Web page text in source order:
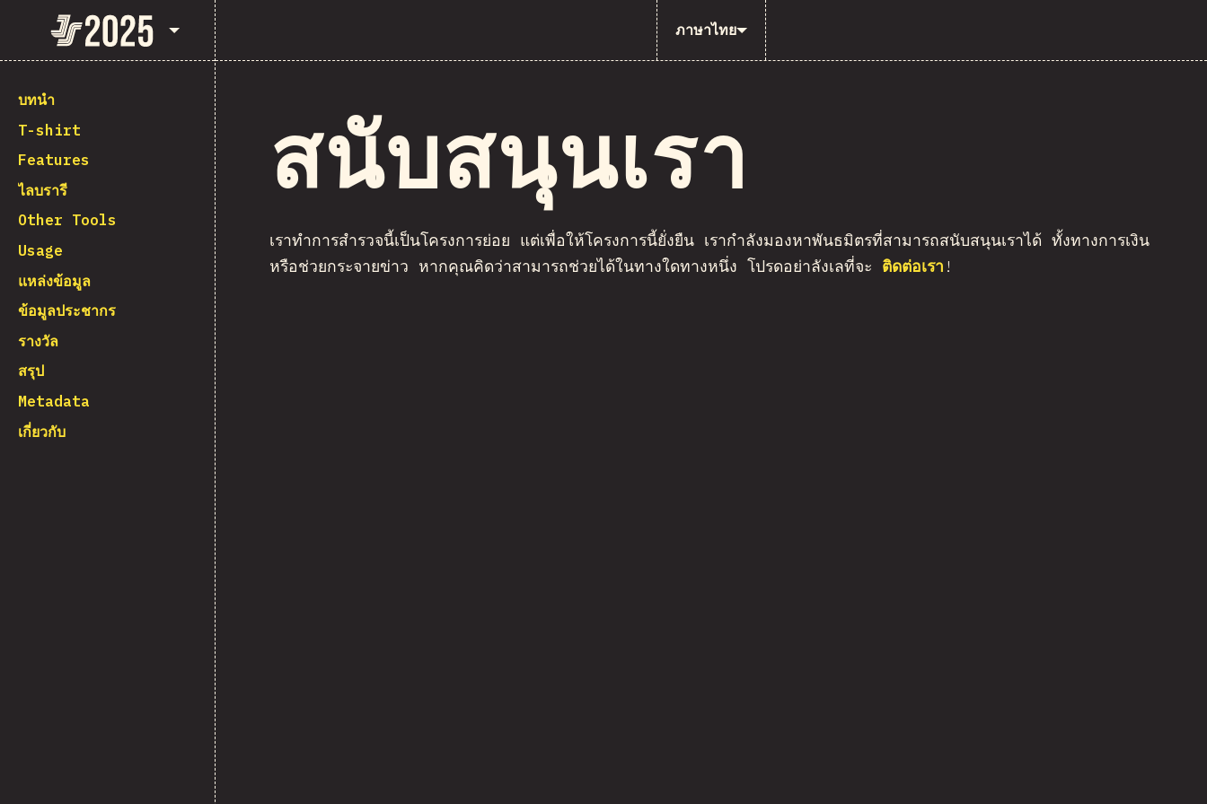
State of JavaScript 2025
บทนำ
T-shirt
Features
ไลบรารี
Other Tools
Usage
แหล่งข้อมูล
ข้อมูลประชากร
รางวัล
สรุป
Metadata
เกี่ยวกับ
ภาษาไทย
สนับสนุนเรา
เราทำการสำรวจนี้เป็นโครงการย่อย แต่เพื่อให้โครงการนี้ยั่งยืน เรากำลังมองหาพันธมิตรที่สามารถสนับสนุนเราได้ ทั้งทางการเงิน
หรือช่วยกระจายข่าว หากคุณคิดว่าสามารถช่วยได้ในทางใดทางหนึ่ง โปรดอย่าลังเลที่จะ ติดต่อเรา !